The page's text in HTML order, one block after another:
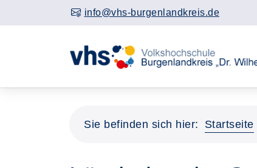
info@vhs-burgenlandkreis.de
Sie befinden sich hier: Startseite